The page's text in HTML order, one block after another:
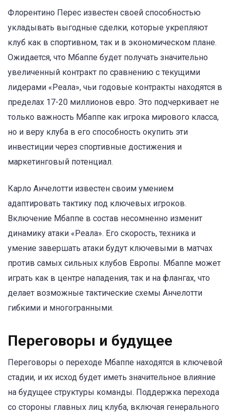
Флорентино Перес известен своей способностью
укладывать выгодные сделки, которые укрепляют
клуб как в спортивном, так и в экономическом плане.
Ожидается, что Мбаппе будет получать значительно
увеличенный контракт по сравнению с текущими
лидерами «Реала», чьи годовые контракты находятся в
пределах 17-20 миллионов евро. Это подчеркивает не
только важность Мбаппе как игрока мирового класса,
но и веру клуба в его способность окупить эти
инвестиции через спортивные достижения и
маркетинговый потенциал.
Карло Анчелотти известен своим умением
адаптировать тактику под ключевых игроков.
Включение Мбаппе в состав несомненно изменит
динамику атаки «Реала». Его скорость, техника и
умение завершать атаки будут ключевыми в матчах
против самых сильных клубов Европы. Мбаппе может
играть как в центре нападения, так и на флангах, что
делает возможные тактические схемы Анчелотти
гибкими и многогранными.
Переговоры и будущее
Переговоры о переходе Мбаппе находятся в ключевой
стадии, и их исход будет иметь значительное влияние
на будущее структуры команды. Поддержка перехода
со стороны главных лиц клуба, включая генерального